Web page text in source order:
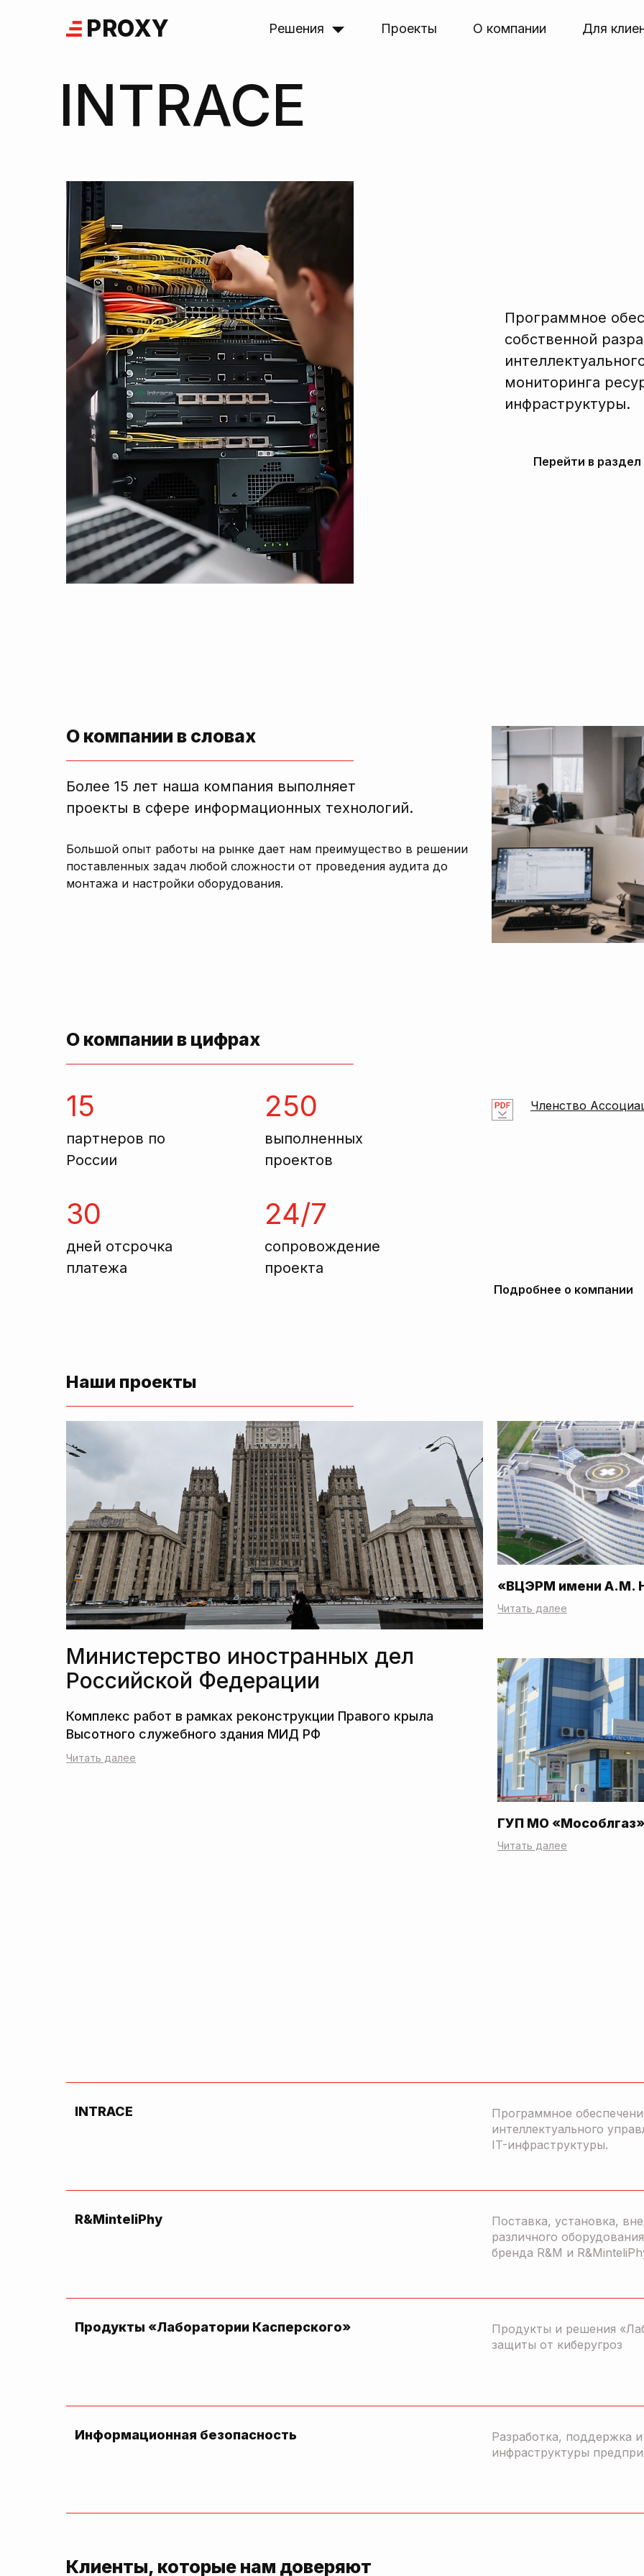
PROXY Решения Проекты О компании Для
INTRACE
Программное
собственной
мониторинга
инфраструктуры.
Перейти в раздел
О компании в словах
Более 15 лет наша компания выполняет
проекты в сфере информационных технологий.
Большой опыт работы на рынке дает нам преимущество в решении
поставленных задач любой сложности от проведения аудита до
монтажа и настройки оборудования.
О компании в цифрах
15
партнеров по
России
250
выполненных
проектов
30
дней отсрочка
платежа
24/7
сопровождение
проекта
Членство
Подробнее о компании
Наши проекты
«ВЦЭРМ имени А.М.
Читать далее
Министерство иностранных дел
Российской Федерации
Читать далее
ГУП МО «Мособлгаз»
Читать далее
INTRACE
Программное
интеллектуального
IT-инфраструктуры.
R&MinteliPhy
Поставка, установка,
различного
бренда R&M и
Продукты «Лаборатории Касперского»
Продукты и решения
защиты от киберугроз
Информационная безопасность
Разработка, поддержка
инфраструктуры
Клиенты, которые нам доверяют